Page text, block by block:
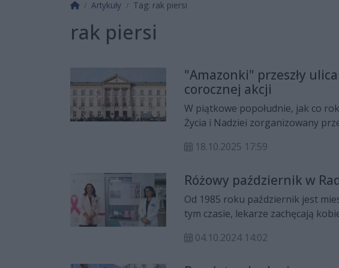
Strona główna
Artykuły Tag: rak piersi
rak piersi
"Amazonki" przeszły
corocznej akcji
W piątkowe popołudnie, jak co
Życia i Nadziei zorganizowany
profilaktyczne.
18.10.2025 17:59
Różowy październik w
Od 1985 roku październik jest
tym czasie, lekarze zachęcają
odbędzie się Biała Sobota.
04.10.2024 14:02